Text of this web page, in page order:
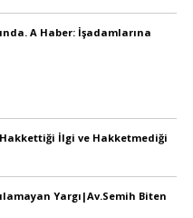
A Haber: İşadamlarına
İlgi ve Hakketmediği
Yargı|Av.Semih Biten